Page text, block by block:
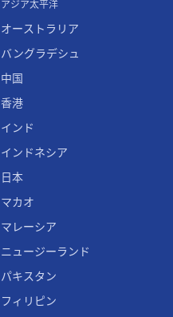
アジア太平洋
オーストラリア
バングラデシュ
中国
香港
インド
インドネシア
日本
マカオ
マレーシア
ニュージーランド
パキスタン
フィリピン